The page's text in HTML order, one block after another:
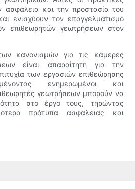
ασφάλεια και την προστασία του
ενισχύουν τον επαγγελματισμό
επιθεωρητών γεωτρήσεων στον
κανονισμών για τις κάμερες
είναι απαραίτητη για την
των εργασιών επιθεώρησης
ενημερωμένοι και
γεωτρήσεων μπορούν να
στο έργο τους, τηρώντας
πρότυπα ασφάλειας και